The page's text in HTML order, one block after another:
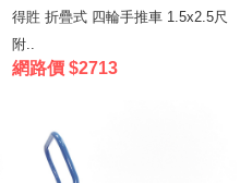
得貹 折疊式 四輪手推車 1.5x2.5尺
附..
網路價 $2713